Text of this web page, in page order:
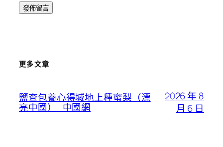
更多文章
鹽查包養心得堿地上種蜜梨（漂
亮中國）_中國網
2026 年 8
月 6 日